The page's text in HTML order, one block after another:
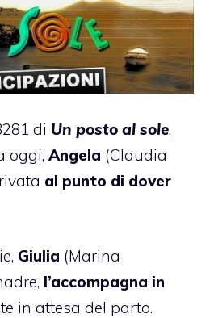
di Un posto al sole,
oggi, Angela (Claudia
al punto di dover
Giulia (Marina
l’accompagna in
in attesa del parto.